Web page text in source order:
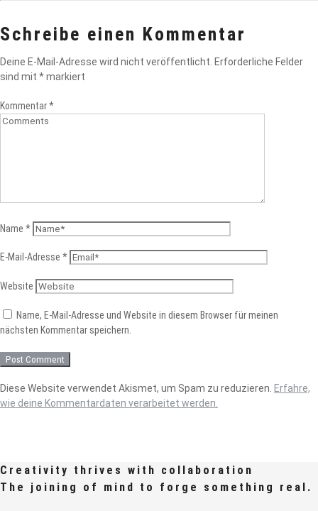
Schreibe einen Kommentar
Deine E-Mail-Adresse wird nicht veröffentlicht. Erforderliche Felder
sind mit *markiert
Kommentar*
Name *
E-Mail-Adresse *
Website
Name, E-Mail-Adresse und Website in diesem Browser für meinen
nächsten Kommentar speichern.
Diese Website verwendet Akismet, um Spam zu reduzieren. Erfahre,
wie deine Kommentardaten verarbeitet werden.
Creativity thrives with collaboration
The joining of mind to forge something real.